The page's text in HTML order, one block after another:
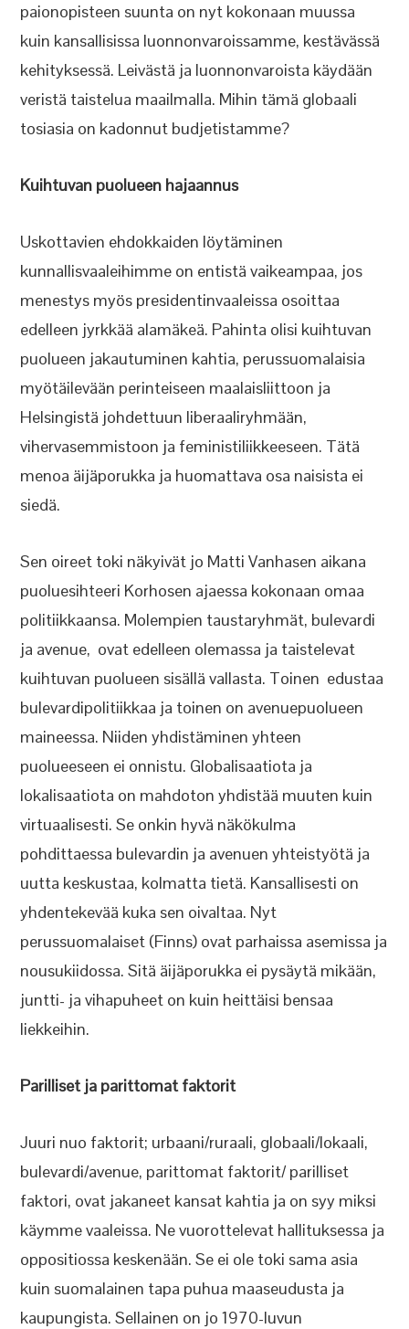
paionopisteen suunta on nyt kokonaan muussa
kuin kansallisissa luonnonvaroissamme, kestävässä
kehityksessä. Leivästä ja luonnonvaroista käydään
veristä taistelua maailmalla. Mihin tämä globaali
tosiasia on kadonnut budjetistamme?
Kuihtuvan puolueen hajaannus
Uskottavien ehdokkaiden löytäminen
kunnallisvaaleihimme on entistä vaikeampaa, jos
menestys myös presidentinvaaleissa osoittaa
edelleen jyrkkää alamäkeä. Pahinta olisi kuihtuvan
puolueen jakautuminen kahtia, perussuomalaisia
myötäilevään perinteiseen maalaisliittoon ja
Helsingistä johdettuun liberaaliryhmään,
vihervasemmistoon ja feministiliikkeeseen. Tätä
menoa äijäporukka ja huomattava osa naisista ei
siedä.
Sen oireet toki näkyivät jo Matti Vanhasen aikana
puoluesihteeri Korhosen ajaessa kokonaan omaa
politiikkaansa. Molempien taustaryhmät, bulevardi
ja avenue, ovat edelleen olemassa ja taistelevat
kuihtuvan puolueen sisällä vallasta. Toinen edustaa
bulevardipolitiikkaa ja toinen on avenuepuolueen
maineessa. Niiden yhdistäminen yhteen
puolueeseen ei onnistu. Globalisaatiota ja
lokalisaatiota on mahdoton yhdistää muuten kuin
virtuaalisesti. Se onkin hyvä näkökulma
pohdittaessa bulevardin ja avenuen yhteistyötä ja
uutta keskustaa, kolmatta tietä. Kansallisesti on
yhdentekevää kuka sen oivaltaa. Nyt
perussuomalaiset (Finns) ovat parhaissa asemissa ja
nousukiidossa. Sitä äijäporukka ei pysäytä mikään,
juntti- ja vihapuheet on kuin heittäisi bensaa
liekkeihin.
Parilliset ja parittomat faktorit
Juuri nuo faktorit; urbaani/ruraali, globaali/lokaali,
bulevardi/avenue, parittomat faktorit/ parilliset
faktori, ovat jakaneet kansat kahtia ja on syy miksi
käymme vaaleissa. Ne vuorottelevat hallituksessa ja
oppositiossa keskenään. Se ei ole toki sama asia
kuin suomalainen tapa puhua maaseudusta ja
kaupungista. Sellainen on jo 1970-luvun